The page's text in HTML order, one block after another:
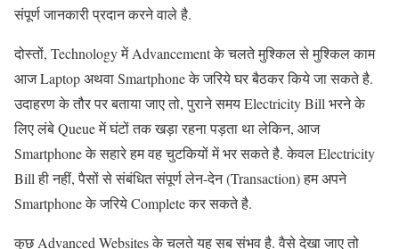
संपूर्ण जानकारी प्रदान करने वाले है.
दोस्तों, Technology में Advancement के चलते मुश्किल से मुश्किल काम
आज Laptop अथवा Smartphone के जरिये घर बैठकर किये जा सकते है.
उदाहरण के तौर पर बताया जाए तो, पुराने समय Electricity Bill भरने के
लिए लंबे Queue में घंटों तक खड़ा रहना पड़ता था लेकिन, आज
Smartphone के सहारे हम वह चुटकियों में भर सकते है. केवल Electricity
Bill ही नहीं, पैसों से संबंधित संपूर्ण लेन-देन (Transaction) हम अपने
Smartphone के जरिये Complete कर सकते है.
कुछ Advanced Websites के चलते यह सब संभव है. वैसे देखा जाए तो